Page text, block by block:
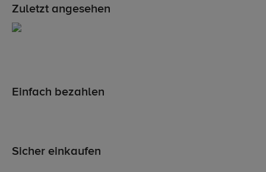
Zuletzt angesehen
Einfach bezahlen
Sicher einkaufen